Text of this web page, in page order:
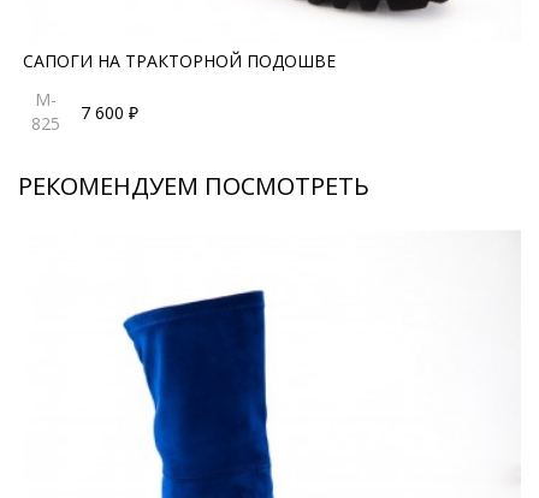
САПОГИ НА ТРАКТОРНОЙ ПОДОШВЕ
M-
825
7 600 ₽
РЕКОМЕНДУЕМ ПОСМОТРЕТЬ